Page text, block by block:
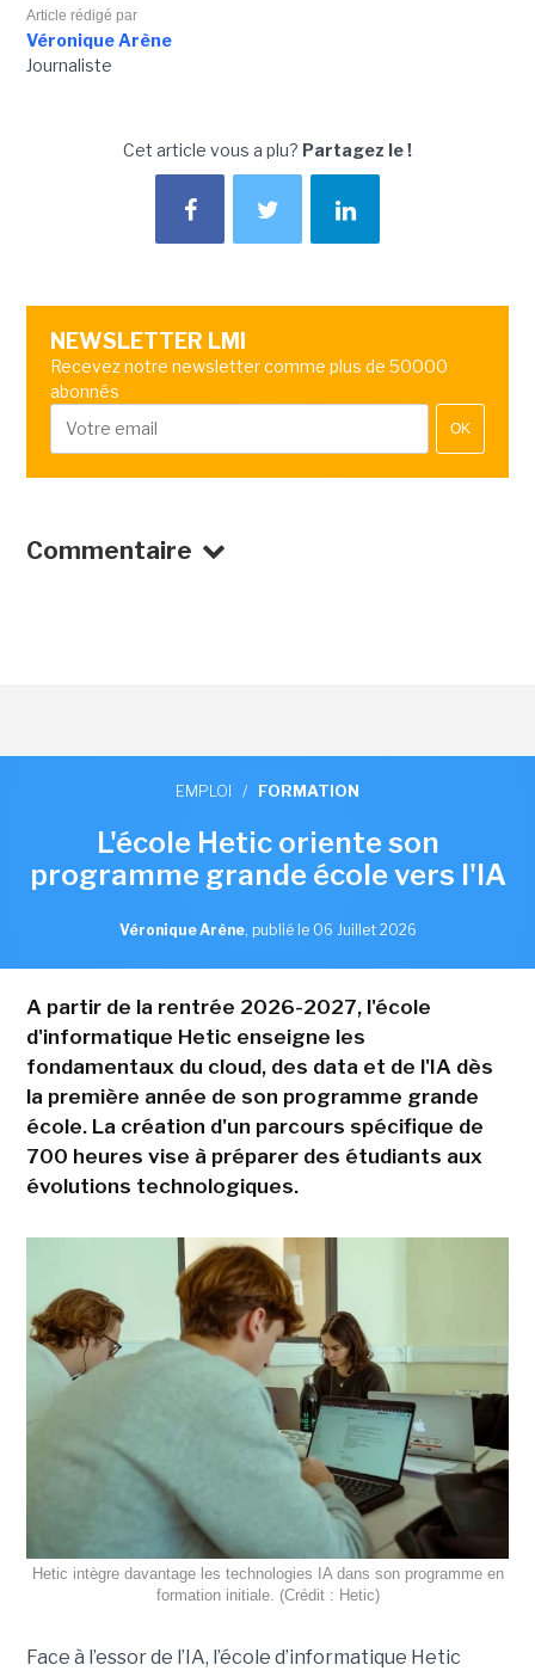
Article rédigé par
Véronique Arène
Journaliste
Cet article vous a plu? Partagez le !
NEWSLETTER LMI
Recevez notre newsletter comme plus de 50000
abonnés
OK
Commentaire
EMPLOI / FORMATION
L'école Hetic oriente son
programme grande école vers l'IA
Véronique Arène, publié le 06 Juillet 2026
A partir de la rentrée 2026-2027, l'école
d'informatique Hetic enseigne les
fondamentaux du cloud, des data et de l'IA dès
la première année de son programme grande
école. La création d'un parcours spécifique de
700 heures vise à préparer des étudiants aux
évolutions technologiques.
Hetic intègre davantage les technologies IA dans son programme en
formation initiale. (Crédit : Hetic)
Face à l’essor de l’IA, l’école d’informatique Hetic